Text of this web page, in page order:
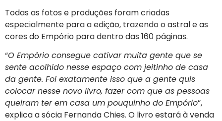
Todas as fotos e produções foram criadas
especialmente para a edição, trazendo o astral e as
cores do Empório para dentro das 160 páginas.
“O Empório consegue cativar muita gente que se
sente acolhido nesse espaço com jeitinho de casa
da gente. Foi exatamente isso que a gente quis
colocar nesse novo livro, fazer com que as pessoas
queiram ter em casa um pouquinho do Empório”,
explica a sócia Fernanda Chies. O livro estará à venda